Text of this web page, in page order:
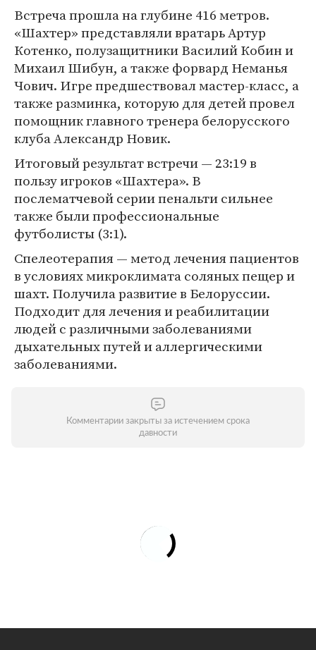
Встреча прошла на глубине 416 метров.
«Шахтер» представляли вратарь Артур
Котенко, полузащитники Василий Кобин и
Михаил Шибун, а также форвард Неманья
Чович. Игре предшествовал мастер-класс, а
также разминка, которую для детей провел
помощник главного тренера белорусского
клуба Александр Новик.
Итоговый результат встречи — 23:19 в
пользу игроков «Шахтера». В
послематчевой серии пенальти сильнее
также были профессиональные
футболисты (3:1).
Спелеотерапия — метод лечения пациентов
в условиях микроклимата соляных пещер и
шахт. Получила развитие в Белоруссии.
Подходит для лечения и реабилитации
людей с различными заболеваниями
дыхательных путей и аллергическими
заболеваниями.
Комментарии закрыты за истечением срока
давности